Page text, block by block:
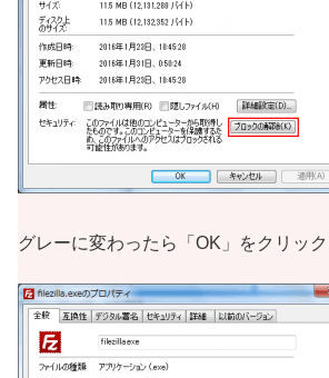
グレーに変わったら「OK」をクリック